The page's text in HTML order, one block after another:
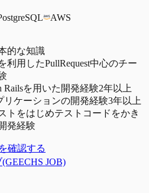
AWS
的な知識
利用したPullRequest中心のチー
Railsを用いた開発経験2年以上
リケーションの開発経験3年以上
トをはじめテストコードをかき
発経験
確認する
JOB)